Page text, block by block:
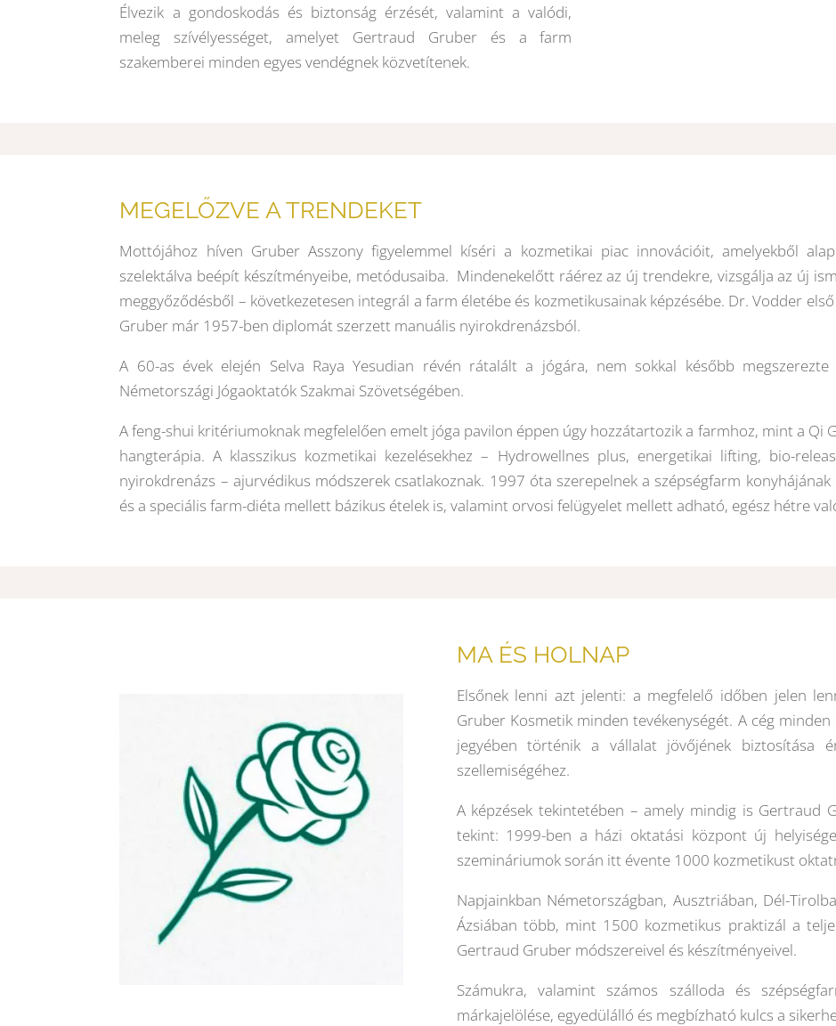
Élvezik a gondoskodás és biztonság érzését, valamint a valódi,
meleg szívélyességet, amelyet Gertraud Gruber és a farm
szakemberei minden egyes vendégnek közvetítenek.
MEGELŐZVE A TRENDEKET
Mottójához híven Gruber Asszony figyelemmel kíséri a kozmetikai piac innovációit, amelyekből
szelektálva beépít készítményeibe, metódusaiba. Mindenekelőtt ráérez az új trendekre, vizsgálja az új
meggyőződésből – következetesen integrál a farm életébe és kozmetikusainak képzésébe. Dr. Vodder
Gruber már 1957-ben diplomát szerzett manuális nyirokdrenázsból.
A 60-as évek elején Selva Raya Yesudian révén rátalált a jógára, nem sokkal később
Németországi Jógaoktatók Szakmai Szövetségében.
A feng-shui kritériumoknak megfelelően emelt jóga pavilon éppen úgy hozzátartozik a farmhoz, mint a Qi
hangterápia. A klasszikus kozmetikai kezelésekhez – Hydrowellnes plus, energetikai lifting, bio-
nyirokdrenázs – ajurvédikus módszerek csatlakoznak. 1997 óta szerepelnek a szépségfarm
és a speciális farm-diéta mellett bázikus ételek is, valamint orvosi felügyelet mellett adható, egész hétre
MA ÉS HOLNAP
Elsőnek lenni azt jelenti: a megfelelő időben jelen
Gruber Kosmetik minden tevékenységét. A cég
jegyében történik a vállalat jövőjének biztosítása
szellemiségéhez.
A képzések tekintetében – amely mindig is Gertraud
tekint: 1999-ben a házi oktatási központ új
szemináriumok során itt évente 1000 kozmetikust
Napjainkban Németországban, Ausztriában, Dél-
Ázsiában több, mint 1500 kozmetikus praktizál a
Gertraud Gruber módszereivel és készítményeivel.
Számukra, valamint számos szálloda és
márkajelölése, egyedülálló és megbízható kulcs a